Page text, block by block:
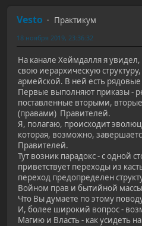
Vesto
Практикум
18 ноября 2019, 23:36:32
На канале Хеймдалля я
свою иерархическую
армейской. В ней есть
Первые выполняют приказы -
поставленные вторыми,
(правами) Правителей.
Я, полагаю, происходит
которая, возможно,
Правителей.
Тут возник парадокс - с одной
приветствует переходы из
переход предопределен
Войном прав и бытийной
Что Вы думаете по этому
И, более широкий вопрос -
Магию и Власть - как усидеть на